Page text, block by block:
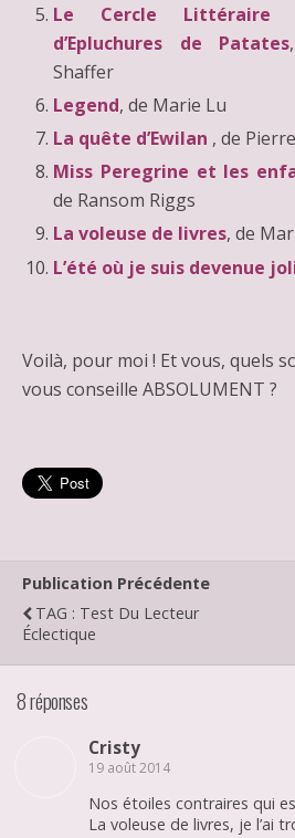
Le Cercle Littéraire
d’Epluchures de Patates
Shaffer
Legend, de Marie Lu
La quête d’Ewilan , de
Miss Peregrine et les
de Ransom Riggs
La voleuse de livres, de
L’été où je suis devenue
Voilà, pour moi ! Et vous, quels
vous conseille ABSOLUMENT ?
Publication Précédente
TAG : Test Du Lecteur
Éclectique
8 réponses
Cristy
19 août 2014
Nos étoiles contraires qui
La voleuse de livres, je l’ai